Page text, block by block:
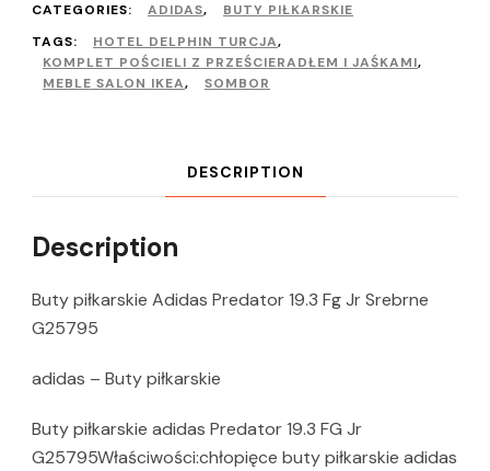
CATEGORIES:
ADIDAS,
BUTY PIŁKARSKIE
TAGS:
HOTEL DELPHIN TURCJA,
KOMPLET POŚCIELI Z PRZEŚCIERADŁEM I JAŚKAMI,
MEBLE SALON IKEA, SOMBOR
DESCRIPTION
Description
Buty piłkarskie Adidas Predator 19.3 Fg Jr Srebrne
G25795
adidas – Buty piłkarskie
Buty piłkarskie adidas Predator 19.3 FG Jr
G25795Właściwości:chłopięce buty piłkarskie adidas